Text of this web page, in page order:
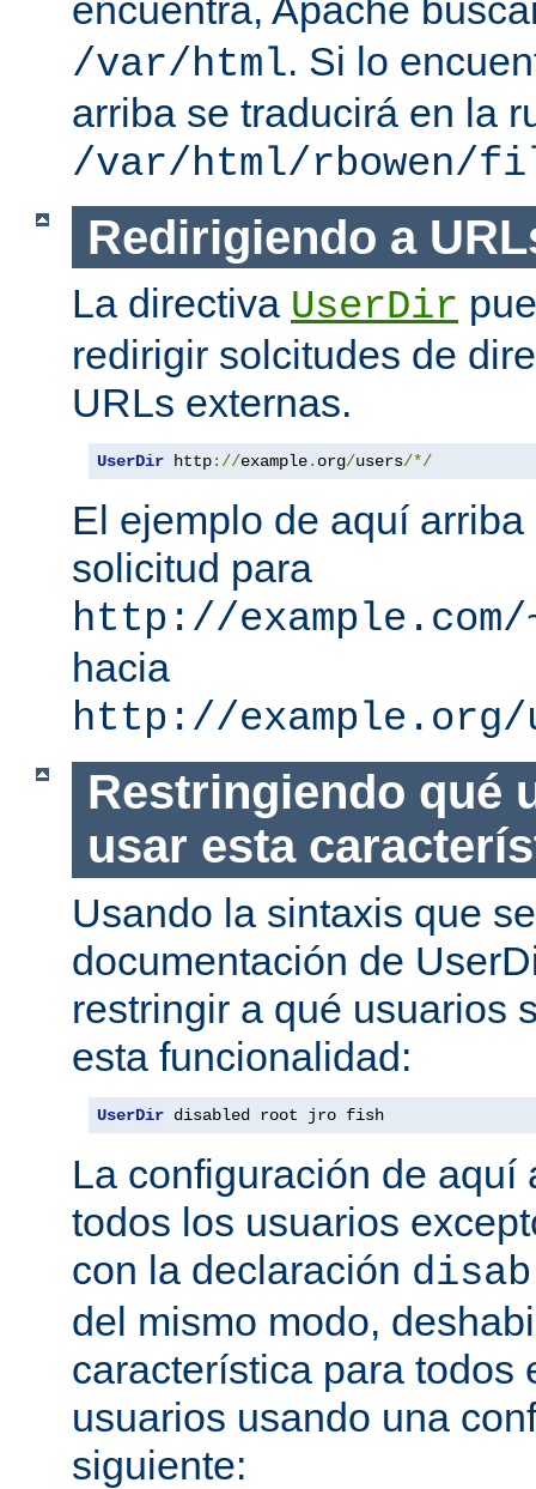
encuentra, Apache
/var/html. Si lo
arriba se traducirá en la
/var/html/rbowen/
Redirigiendo a
La directiva UserDir
redirigir solcitudes de
URLs externas.
UserDir http://example. org/users/*/
El ejemplo de aquí
solicitud para
http://example.com/
hacia
http://example.org/
Restringiendo qué
usar esta
Usando la sintaxis que
documentación de
restringir a qué usuarios
esta funcionalidad:
UserDir disabled root jro fish
La configuración de aquí
todos los usuarios
con la declaración
del mismo modo,
característica para todos
usuarios usando una
siguiente: